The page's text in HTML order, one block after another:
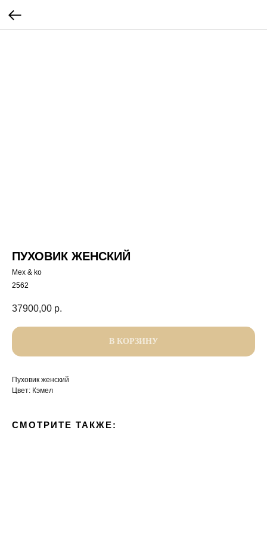
ПУХОВИК ЖЕНСКИЙ
Mex & ko
2562
37900,00 р.
В КОРЗИНУ
Пуховик женский
Цвет: Кэмел
СМОТРИТЕ ТАКЖЕ: